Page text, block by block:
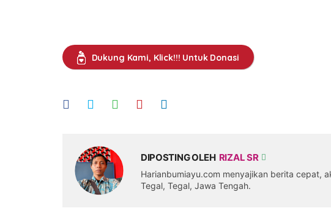
Dukung Kami, Klick!!! Untuk Donasi
DIPOSTING OLEH RIZAL SR
Harianbumiayu.com menyajikan berita cepat,
Tegal, Tegal, Jawa Tengah.